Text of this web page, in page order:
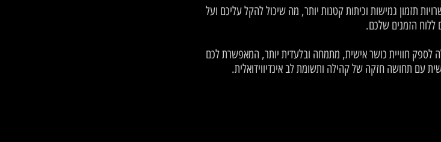
תזמון גמישות וכיתות קטנות יותר, מה שיכול להקל עליכם ועל
ללוח הזמנים שלכם.
לספק חוויית כושר אישית, מתמחה ובלעדית יותר, המאפשרת לכם
עם תחושה חזקה של קהילה ותשומת לב אינדיווידואלית.